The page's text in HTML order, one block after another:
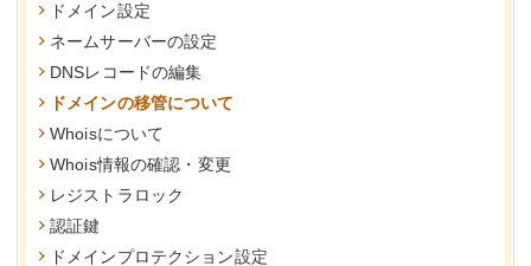
ドメイン設定
ネームサーバーの設定
DNSレコードの編集
ドメインの移管について
Whoisについて
Whois情報の確認・変更
レジストラロック
認証鍵
ドメインプロテクション設定